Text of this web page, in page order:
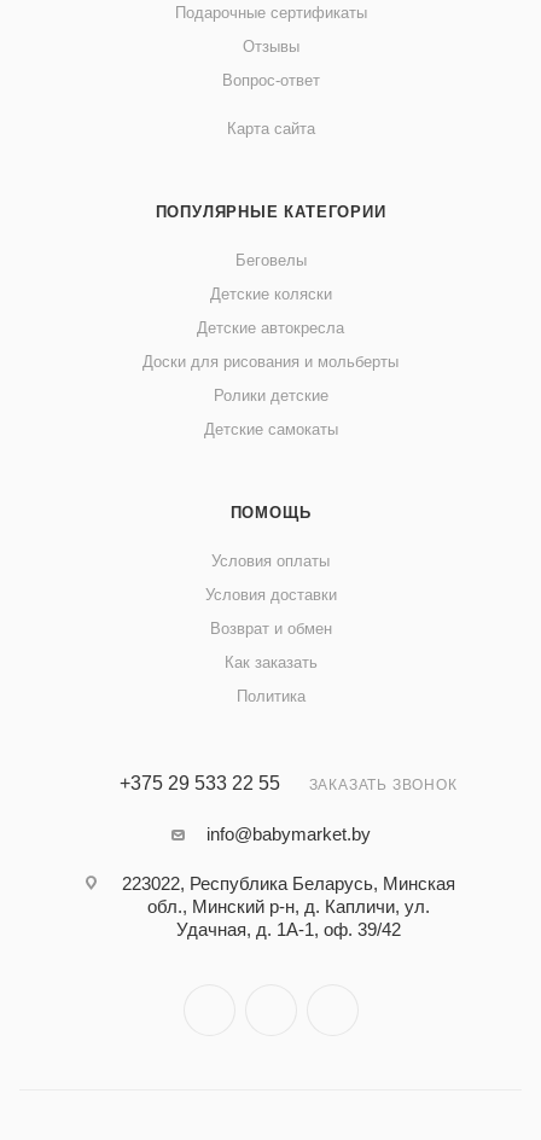
Подарочные сертификаты
Отзывы
Вопрос-ответ
Карта сайта
ПОПУЛЯРНЫЕ КАТЕГОРИИ
Беговелы
Детские коляски
Детские автокресла
Доски для рисования и мольберты
Ролики детские
Детские самокаты
ПОМОЩЬ
Условия оплаты
Условия доставки
Возврат и обмен
Как заказать
Политика
+375 29 533 22 55 ЗАКАЗАТЬ ЗВОНОК
info@babymarket.by
223022, Республика Беларусь, Минская
обл., Минский р-н, д. Капличи, ул.
Удачная, д. 1А-1, оф. 39/42